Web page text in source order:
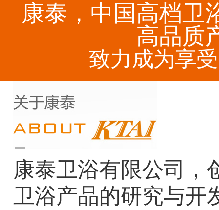
康泰，中国高档卫
高品质
致力成为享
康泰卫浴有限公司，
卫浴产品的研究与开